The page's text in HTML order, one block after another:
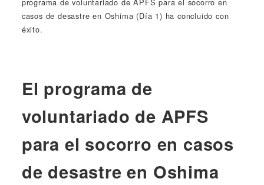
casos de desastre en Oshima (Día 1) ha concluido con
éxito.
El programa de
voluntariado de APFS
para el socorro en casos
de desastre en Oshima